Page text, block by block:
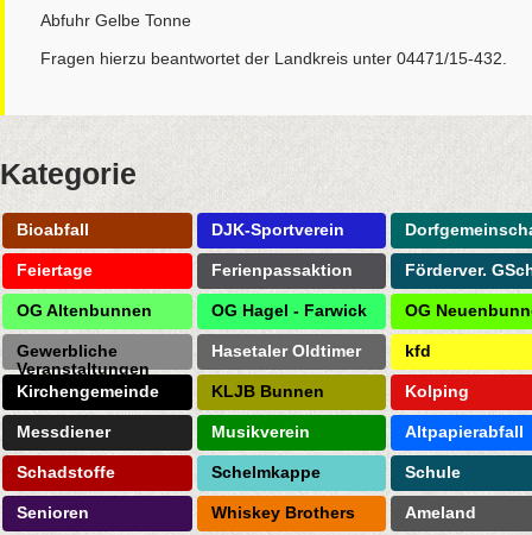
Abfuhr Gelbe Tonne
Fragen hierzu beantwortet der Landkreis unter 04471/15-432.
Kategorie
Bioabfall DJK-Sportverein
Feiertage Ferienpassaktion Förderver.
OG Altenbunnen OG Hagel - Farwick OG
Gewerbliche
Veranstaltungen
Hasetaler Oldtimer kfd
Kirchengemeinde KLJB Bunnen Kolping
Messdiener Musikverein Altpapierabfall
Schadstoffe Schelmkappe Schule
Senioren Whiskey Brothers Ameland